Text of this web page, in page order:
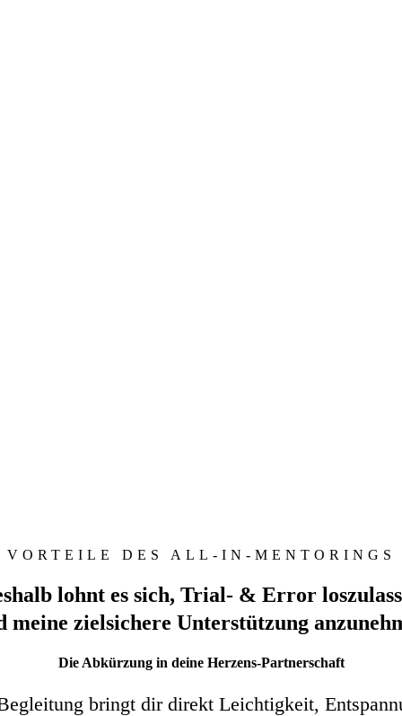
VORTEILE DES ALL-IN-MENTORINGS
lohnt es sich, Trial- & Error
meine zielsichere Unterstützung
Die Abkürzung in deine Herzens-Partnerschaft
bringt dir direkt Leichtigkeit,